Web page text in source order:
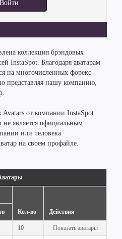
Войти
коллекция брэндовых
InstaSpot. Благодаря аватарам
на многочисленных форекс –
представляя нашу компанию,
от компании InstaSpot
является официальным
или человека
на своем профайле.
Кол-во Действия
10 Показать аватары